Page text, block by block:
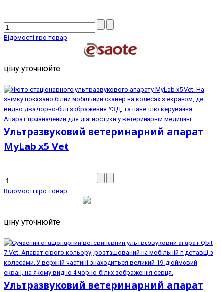
Відомості про товар
ціну уточнюйте
Ультразвуковий ветеринарний апарат
MyLab x5 Vet
Відомості про товар
ціну уточнюйте
Ультразвуковий ветеринарний апарат